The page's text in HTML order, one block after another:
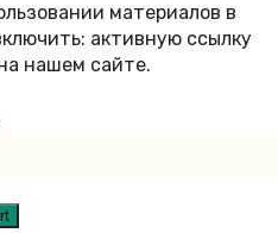
материалов в
активную ссылку
нашем сайте.